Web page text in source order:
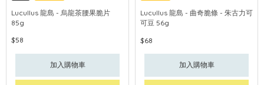
Lucullus 龍島 - 烏龍茶腰果脆片
85g
$58
加入購物車
Lucullus 龍島 - 曲奇脆條 - 朱古力可
可豆 56g
$68
加入購物車